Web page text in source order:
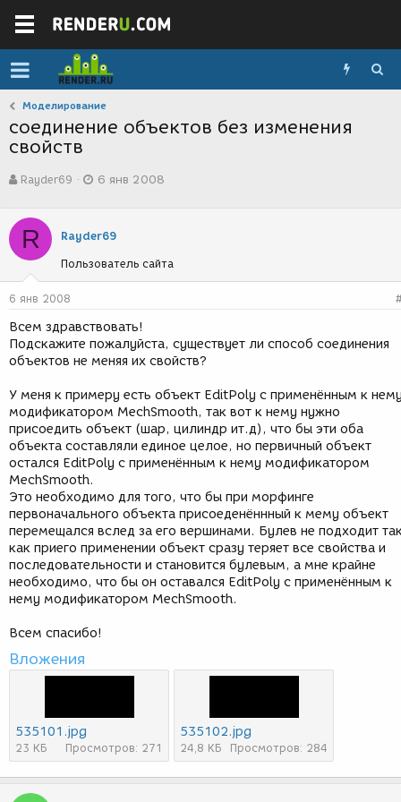
Моделирование
соединение объектов без изменения
свойств
в
о
р
т
е
м
ы
Rayder69
а
с
з
д
и
я
6 янв 2008
R Rayder69
Пользователь сайта
6 янв 2008
Всем здравствовать!
Подскажите пожалуйста, существует ли способ соединения
объектов не меняя их свойств?
У меня к примеру есть объект EditPoly с применённым к
модификатором MechSmooth, так вот к нему нужно
присоедить объект (шар, цилиндр ит.д), что бы эти оба
объекта составляли единое целое, но первичный объект
остался EditPoly с применённым к нему модификатором
MechSmooth.
Это необходимо для того, что бы при морфинге
первоначального объекта присоеденённный к мему объект
перемещался вслед за его вершинами. Булев не подходит
как приего применении объект сразу теряет все свойства и
последовательности и становится булевым, а мне крайне
необходимо, что бы он оставался EditPoly с применённым к
нему модификатором MechSmooth.
Всем спасибо!
Вложения
535101.jpg
23 КБ Просмотров: 271
535102.jpg
24,8 КБ Просмотров: 284